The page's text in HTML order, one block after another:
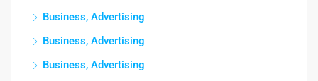
Business, Advertising
Business, Advertising
Business, Advertising